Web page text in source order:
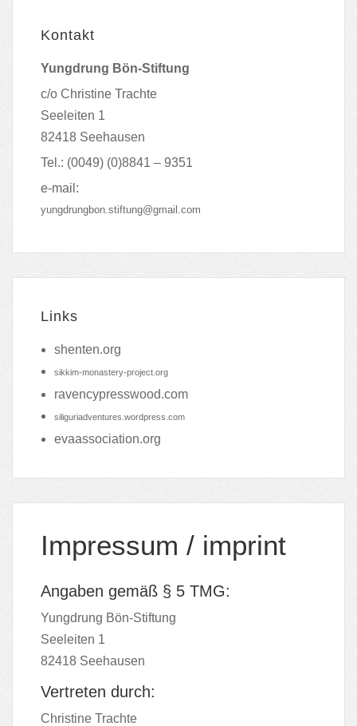
Kontakt
Yungdrung Bön-Stiftung
c/o Christine Trachte
Seeleiten 1
82418 Seehausen
Tel.: (0049) (0)8841 – 9351
e-mail:
yungdrungbon.stiftung@gmail.com
Links
shenten.org
sikkim-monastery-project.org
ravencypresswood.com
siliguriadventures.wordpress.com
evaassociation.org
Impressum / imprint
Angaben gemäß § 5 TMG:
Yungdrung Bön-Stiftung
Seeleiten 1
82418 Seehausen
Vertreten durch:
Christine Trachte